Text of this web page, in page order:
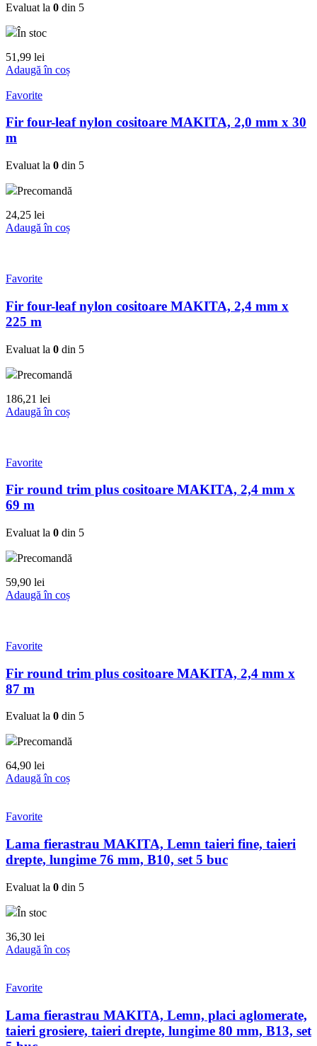
Evaluat la 0 din 5
În stoc
51,99 lei
Adaugă în coș
Favorite
Fir four-leaf nylon cositoare MAKITA, 2,0 mm x 30
m
Evaluat la 0 din 5
Precomandă
24,25 lei
Adaugă în coș
Favorite
Fir four-leaf nylon cositoare MAKITA, 2,4 mm x
225 m
Evaluat la 0 din 5
Precomandă
186,21 lei
Adaugă în coș
Favorite
Fir round trim plus cositoare MAKITA, 2,4 mm x
69 m
Evaluat la 0 din 5
Precomandă
59,90 lei
Adaugă în coș
Favorite
Fir round trim plus cositoare MAKITA, 2,4 mm x
87 m
Evaluat la 0 din 5
Precomandă
64,90 lei
Adaugă în coș
Favorite
Lama fierastrau MAKITA, Lemn taieri fine, taieri
drepte, lungime 76 mm, B10, set 5 buc
Evaluat la 0 din 5
În stoc
36,30 lei
Adaugă în coș
Favorite
Lama fierastrau MAKITA, Lemn, placi aglomerate,
taieri grosiere, taieri drepte, lungime 80 mm, B13, set